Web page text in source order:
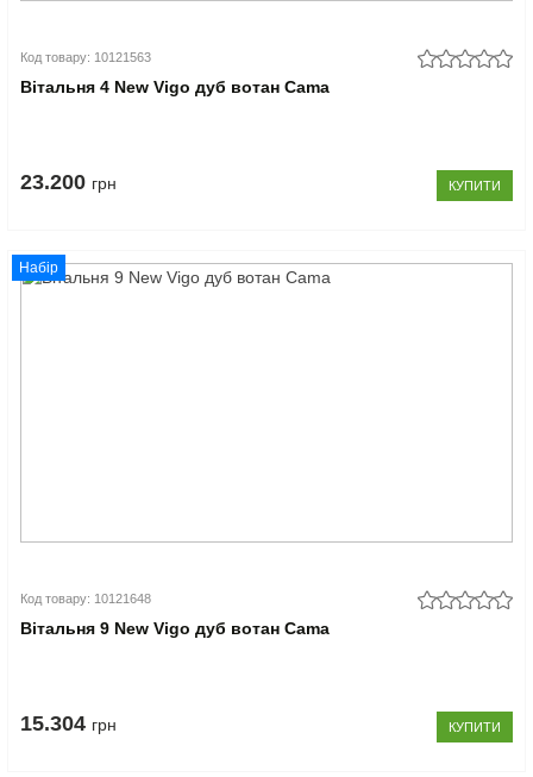
Код товару: 10121563
Вітальня 4 New Vigo дуб вотан Cama
23.200 грн КУПИТИ
Набір
Код товару: 10121648
Вітальня 9 New Vigo дуб вотан Cama
15.304 грн КУПИТИ